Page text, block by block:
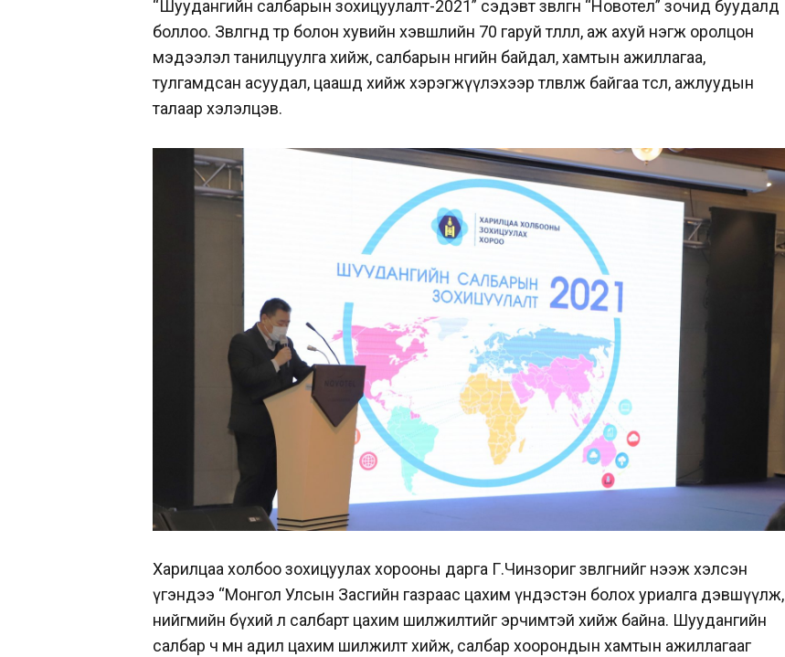
“Шуудангийн салбарын зохицуулалт-2021” сэдэвт зөвлөгөөн “Новотел” зочид буудалд
боллоо. Зөвлөгөөнд төр болон хувийн хэвшлийн 70 гаруй төлөөлөл, аж ахуй нэгж оролцон
мэдээлэл танилцуулга хийж, салбарын өнөөгийн байдал, хамтын ажиллагаа,
тулгамдсан асуудал, цаашд хийж хэрэгжүүлэхээр төлөвлөж байгаа төсөл, ажлуудын
талаар хэлэлцэв.
Харилцаа холбоо зохицуулах хорооны дарга Г.Чинзориг зөвлөгөөнийг нээж хэлсэн
үгэндээ “Монгол Улсын Засгийн газраас цахим үндэстэн болох уриалга дэвшүүлж,
нийгмийн бүхий л салбарт цахим шилжилтийг эрчимтэй хийж байна. Шуудангийн
салбар ч мөн адил цахим шилжилт хийж, салбар хоорондын хамтын ажиллагааг